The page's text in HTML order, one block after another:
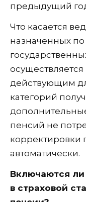
предыдущий
Что касается
назначенных по
действующим
категорий
пенсий не
корректировки
автоматически.
Включаются
в страховой